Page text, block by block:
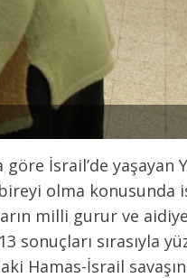
İsrail’de yaşayan
olma konusunda
milli gurur ve
sırasıyla
Hamas-İsrail